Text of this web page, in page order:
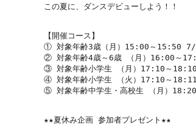
この夏に、ダンスデビューしよう！！
【開催コース】
① 対象年齢3歳（月）15:00～15:50 7/
② 対象年齢4歳～6歳 （月）16:00～
③ 対象年齢小学生 （月）17:10～
④ 対象年齢小学生 （火）17:10～
⑤ 対象年齢中学生・高校生 （月）
★★夏休み企画 参加者プレゼント★★